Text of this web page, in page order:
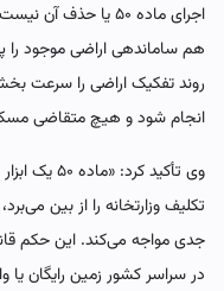
اجرای ماده ۵۰ یا
هم ساماندهی اراضی موجود
روند تفکیک اراضی را سرعت
انجام شود و هیچ متقاضی
وی تأکید
تکلیف وزارتخانه را از بین
جدی مواجه می‌کند. این حکم